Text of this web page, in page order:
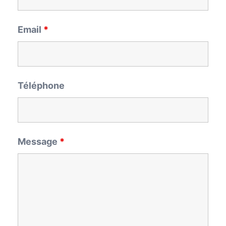
Email *
Téléphone
Message *